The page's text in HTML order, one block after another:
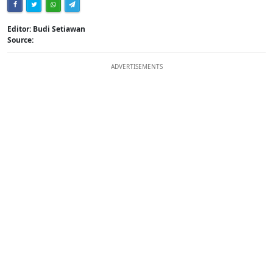
Editor: Budi Setiawan
Source:
ADVERTISEMENTS